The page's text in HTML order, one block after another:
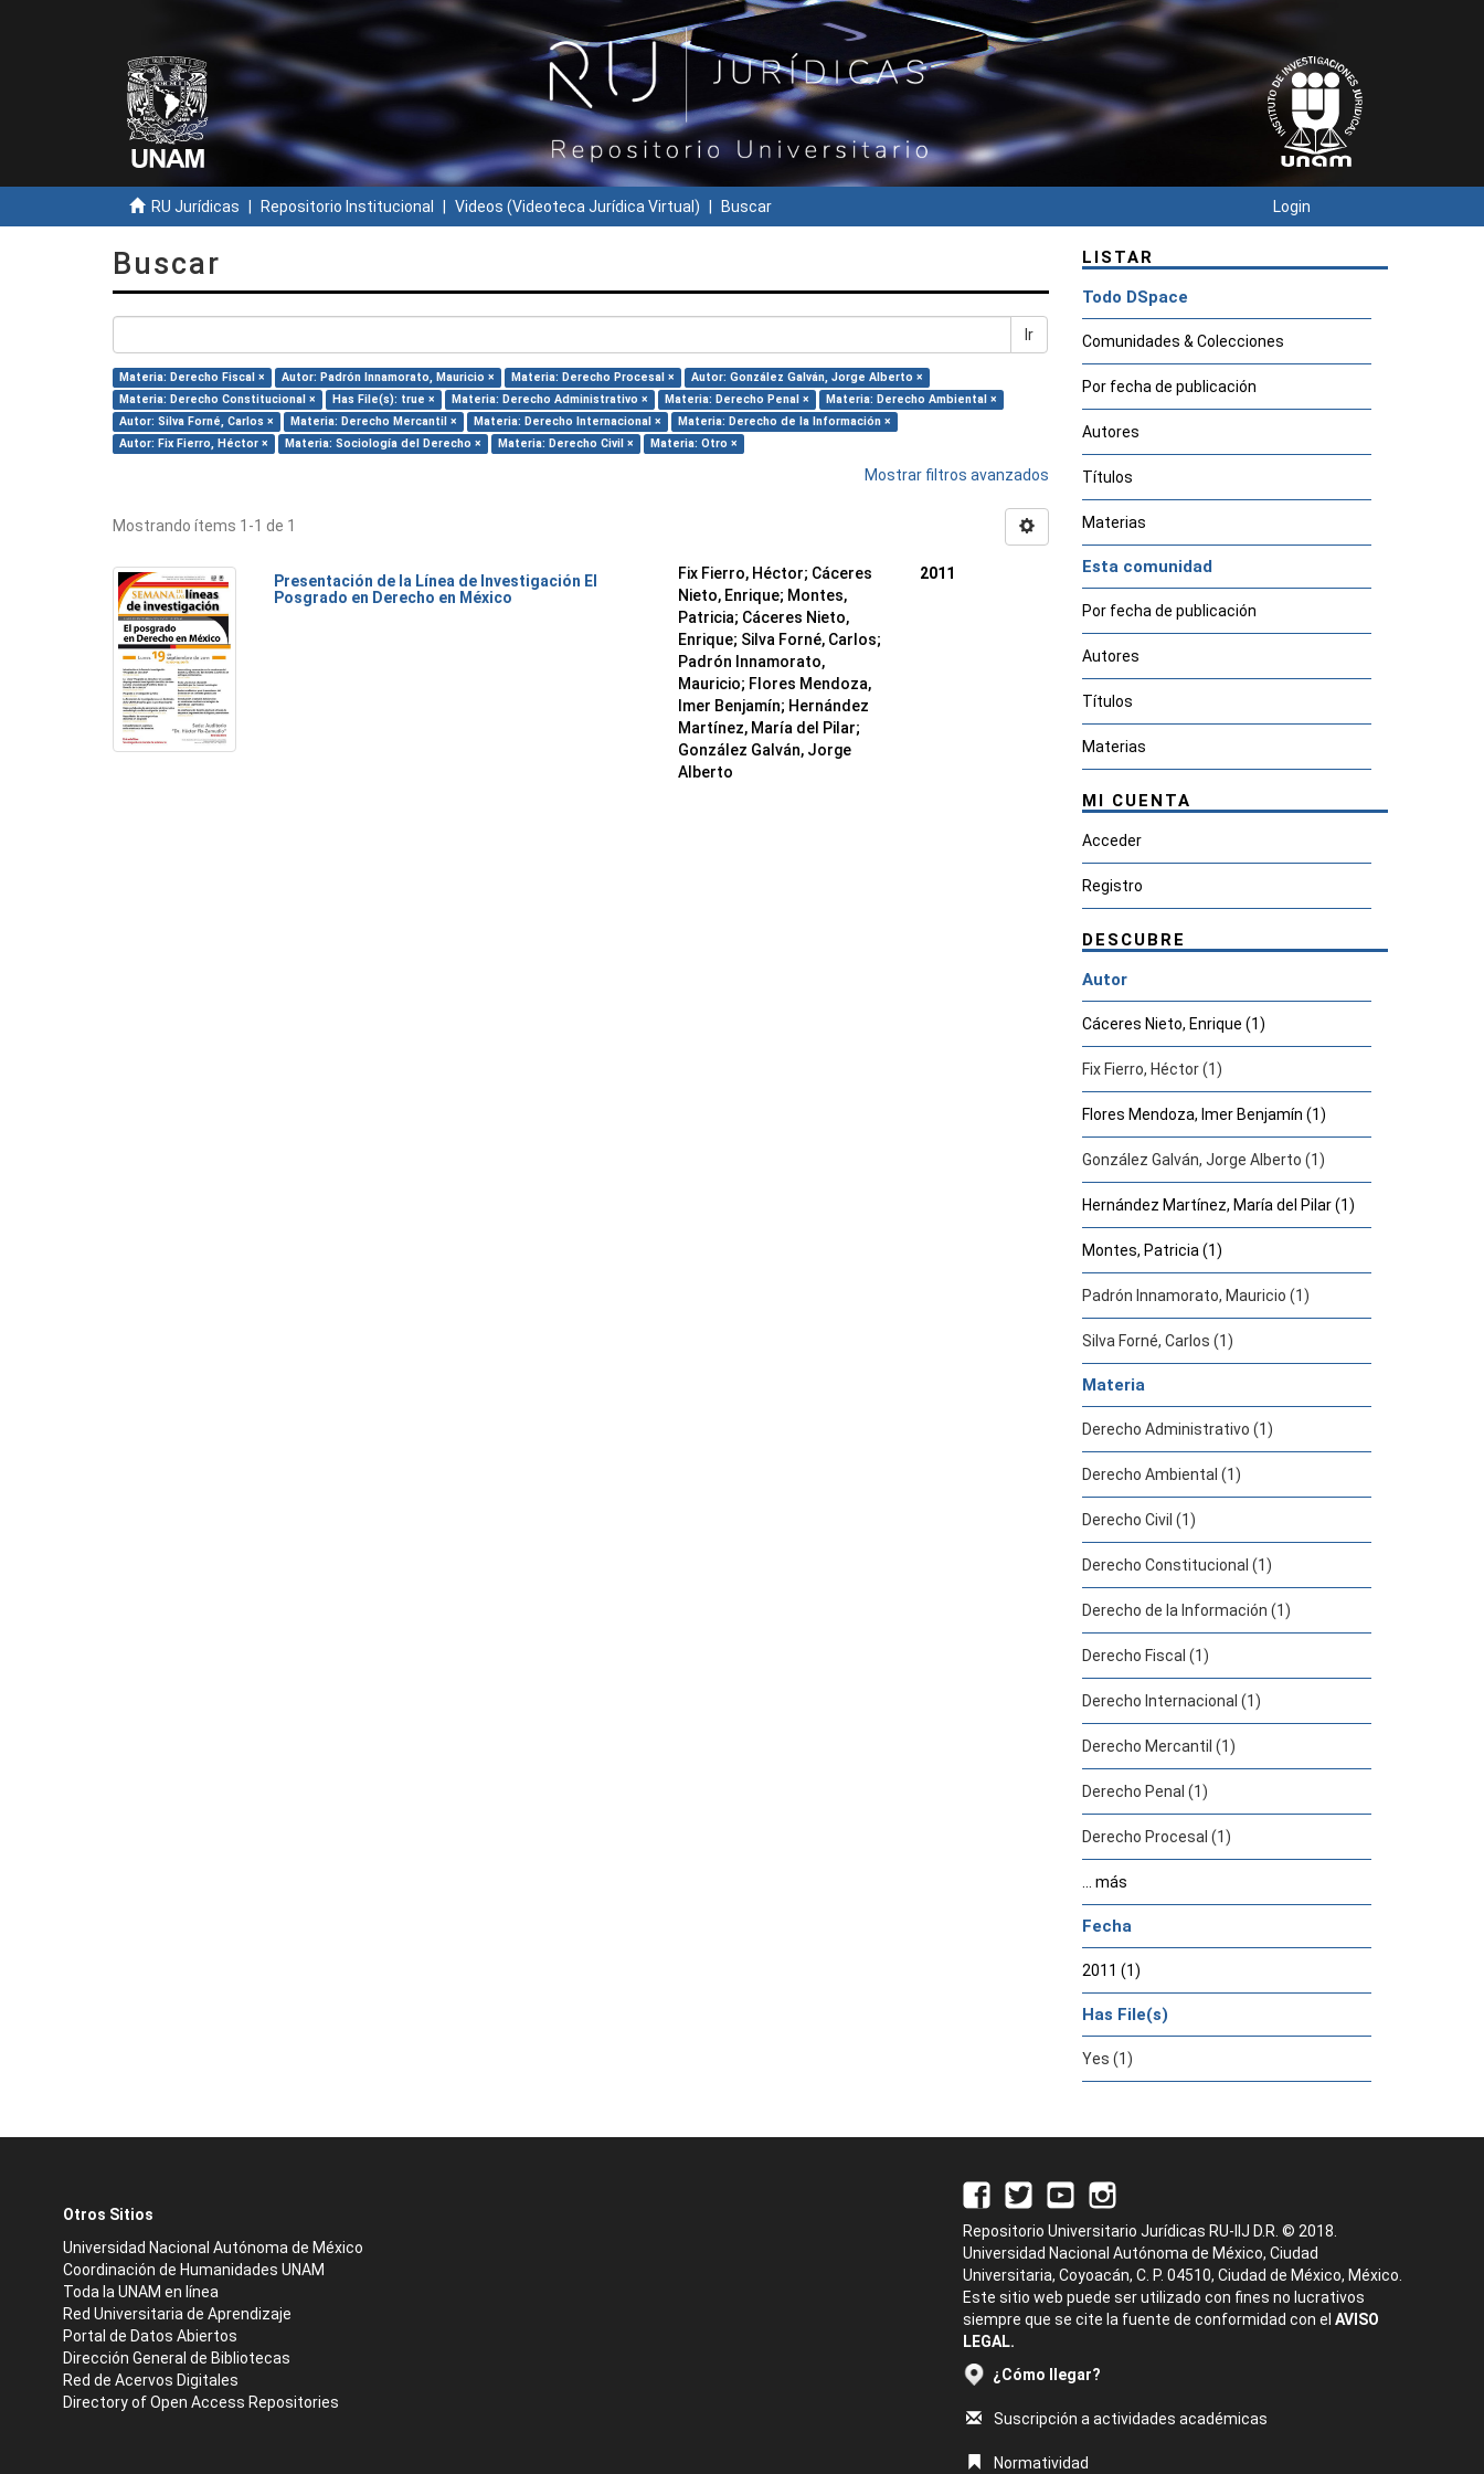
RU Jurídicas Repositorio Institucional Videos (Videoteca Jurídica Virtual) Buscar Login
Buscar
Ir
Materia: Derecho Fiscal × Autor: Padrón Innamorato, Mauricio × Materia: Derecho Procesal ×
Autor: González Galván, Jorge Alberto ×
Materia: Derecho Constitucional ×
Has File(s): true × Materia: Derecho Administrativo × Materia: Derecho Penal ×
Materia: Derecho Ambiental ×
Autor: Silva Forné, Carlos ×
Materia: Derecho Mercantil × Materia: Derecho Internacional ×
Materia: Derecho de la Información ×
Autor: Fix Fierro, Héctor ×
Materia: Sociología del Derecho × Materia: Derecho Civil × Materia: Otro ×
Mostrar filtros avanzados
Mostrando ítems 1-1 de 1
Presentación de la Línea de Investigación El
Posgrado en Derecho en México
Fix Fierro, Héctor; Cáceres
Nieto, Enrique; Montes,
Patricia; Cáceres Nieto,
Enrique; Silva Forné, Carlos;
Padrón Innamorato,
Mauricio; Flores Mendoza,
Imer Benjamín; Hernández
Martínez, María del Pilar;
González Galván, Jorge
Alberto
2011
LISTAR
Todo DSpace
Comunidades & Colecciones
Por fecha de publicación
Autores
Títulos
Materias
Esta comunidad
Por fecha de publicación
Autores
Títulos
Materias
MI CUENTA
Acceder
Registro
DESCUBRE
Autor
Cáceres Nieto, Enrique (1)
Fix Fierro, Héctor (1)
Flores Mendoza, Imer Benjamín (1)
González Galván, Jorge Alberto (1)
Hernández Martínez, María del Pilar (1)
Montes, Patricia (1)
Padrón Innamorato, Mauricio (1)
Silva Forné, Carlos (1)
Materia
Derecho Administrativo (1)
Derecho Ambiental (1)
Derecho Civil (1)
Derecho Constitucional (1)
Derecho de la Información (1)
Derecho Fiscal (1)
Derecho Internacional (1)
Derecho Mercantil (1)
Derecho Penal (1)
Derecho Procesal (1)
... más
Fecha
2011 (1)
Has File(s)
Yes (1)
Otros Sitios
Universidad Nacional Autónoma de México
Coordinación de Humanidades UNAM
Toda la UNAM en línea
Red Universitaria de Aprendizaje
Portal de Datos Abiertos
Dirección General de Bibliotecas
Red de Acervos Digitales
Directory of Open Access Repositories
Repositorio Universitario Jurídicas RU-IIJ D.R. © 2018.
Universidad Nacional Autónoma de México, Ciudad
Universitaria, Coyoacán, C. P. 04510, Ciudad de México, México.
Este sitio web puede ser utilizado con fines no lucrativos
siempre que se cite la fuente de conformidad con el AVISO
LEGAL.
¿Cómo llegar?
Suscripción a actividades académicas
Normatividad